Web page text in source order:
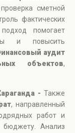
сметной
фактических
помогает
и повысить
аудит
объектов,
- Также
, направленный
работ и
бюджету. Анализ